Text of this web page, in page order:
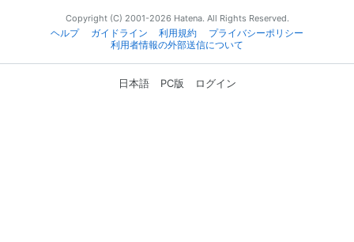
Copyright (C) 2001-2026 Hatena. All Rights Reserved.
ヘルプ
ガイドライン 利用規約
プライバシーポリシー
利用者情報の外部送信について
日本語 PC版 ログイン